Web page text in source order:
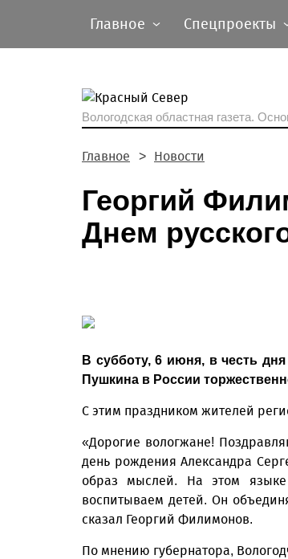
Главное Спецпроекты
Вологодская областная газета.
Главное Новости
Георгий
Днем
В субботу, 6 июня, в честь
Пушкина в России
С этим праздником жителей
«Дорогие вологжане!
день рождения Александра
образ мыслей. На этом
воспитываем детей. Он
сказал Георгий Филимонов.
По мнению губернатора,